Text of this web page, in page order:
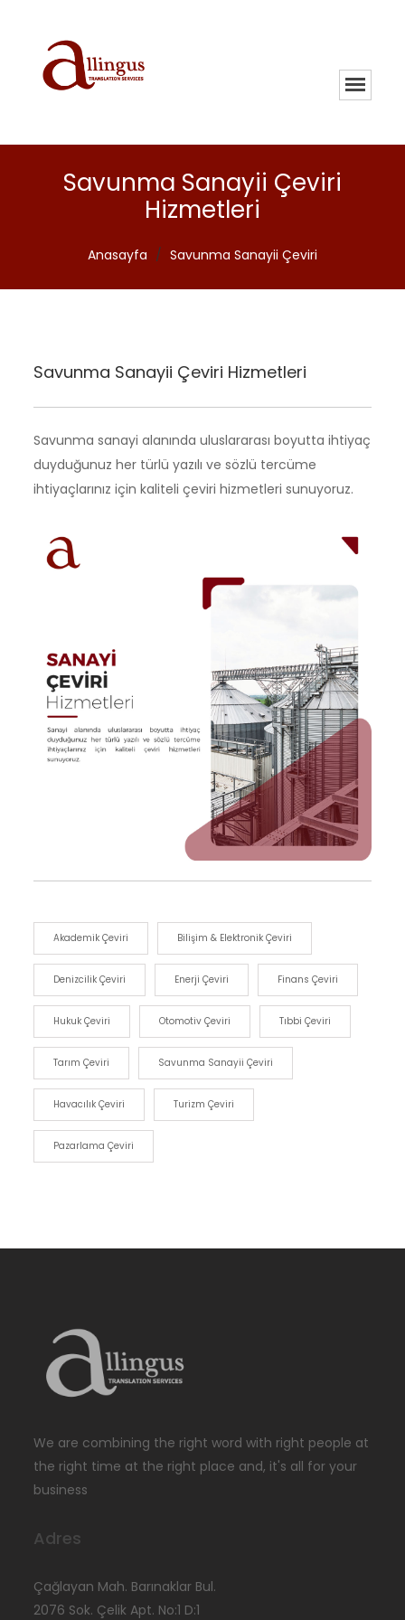
Savunma Sanayii Çeviri
Hizmetleri
Anasayfa / Savunma Sanayii Çeviri
Savunma Sanayii Çeviri Hizmetleri
Savunma sanayi alanında uluslararası boyutta ihtiyaç
duyduğunuz her türlü yazılı ve sözlü tercüme
ihtiyaçlarınız için kaliteli çeviri hizmetleri sunuyoruz.
Akademik Çeviri Bilişim & Elektronik Çeviri
Denizcilik Çeviri Enerji Çeviri Finans Çeviri
Hukuk Çeviri Otomotiv Çeviri Tıbbi Çeviri
Tarım Çeviri Savunma Sanayii Çeviri
Havacılık Çeviri Turizm Çeviri
Pazarlama Çeviri
We are combining the right word with right people at
the right time at the right place and, it's all for your
business
Adres
Çağlayan Mah. Barınaklar Bul.
2076 Sok. Çelik Apt. No:1 D:1